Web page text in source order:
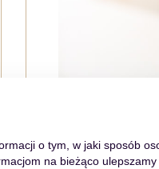
o tym, w jaki sposób
na bieżąco ulepszamy